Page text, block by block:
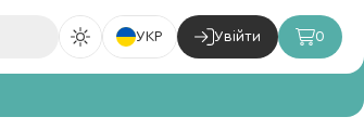
УКР Увійти 0